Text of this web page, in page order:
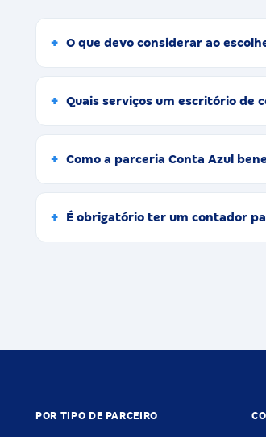
O que devo considerar ao
Quais serviços um escritório de
Como a parceria Conta Azul
É obrigatório ter um contador
POR TIPO DE PARCEIRO